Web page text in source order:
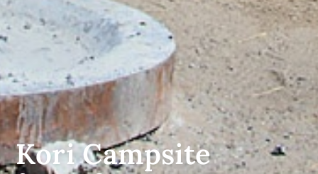
Kori Campsite